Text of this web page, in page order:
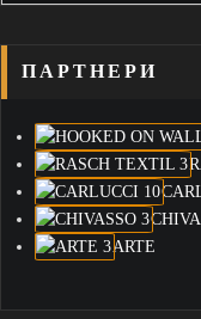
ПАРТНЕРИ
ARTE